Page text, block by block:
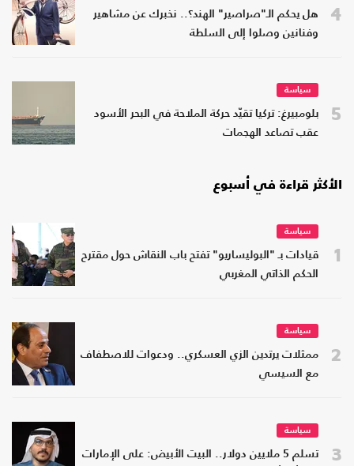
4
هل يحكم الـ"صراصير" الهند؟.. نخبرك عن مشاهير
وفنانين وصلوا إلى السلطة
5
سياسة
بلومبيرغ: تركيا تقيّد حركة الملاحة في البحر الأسود
عقب تصاعد الهجمات
الأكثر قراءة في أسبوع
1
سياسة
قيادات بـ "البوليساريو" تفتح باب النقاش حول مقترح
الحكم الذاتي المغربي
2
سياسة
ممثلات يرتدين الزي العسكري.. ودعوات للاصطفاف
مع السيسي
3
سياسة
تسلم 5 ملايين دولار.. البيت الأبيض: على الإمارات